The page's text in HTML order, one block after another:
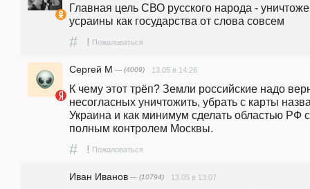
Главная цель СВО русского народа -
усраины как государства от слова совсем
# ! Пожаловаться
Сергей М — (4009) 13.05 в 14:26
К чему этот трёп? Земли российские надо
несогласных уничтожить, убрать с карты
Украина и как минимум сделать областью РФ с
полным контролем Москвы.
# ! Пожаловаться
Иван Иванов — (10794) 13.05 в 13:07